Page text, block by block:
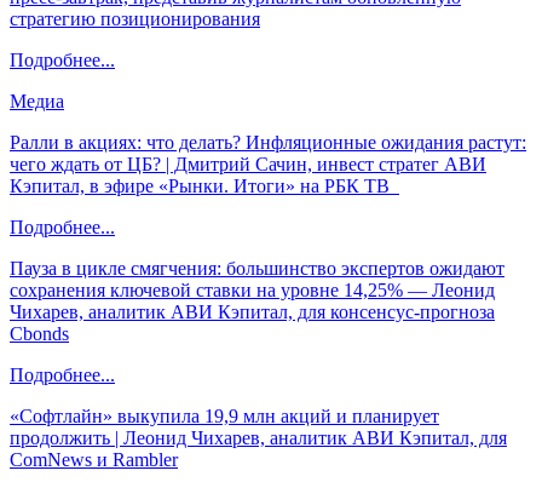
стратегию позиционирования
Подробнее...
Медиа
Ралли в акциях: что делать? Инфляционные ожидания растут:
чего ждать от ЦБ? | Дмитрий Сачин, инвест стратег АВИ
Кэпитал, в эфире «Рынки. Итоги» на РБК ТВ
Подробнее...
Пауза в цикле смягчения: большинство экспертов ожидают
сохранения ключевой ставки на уровне 14,25% — Леонид
Чихарев, аналитик АВИ Кэпитал, для консенсус-прогноза
Cbonds
Подробнее...
«Софтлайн» выкупила 19,9 млн акций и планирует
продолжить | Леонид Чихарев, аналитик АВИ Кэпитал, для
ComNews и Rambler